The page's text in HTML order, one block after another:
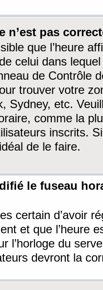
n’est pas
que l’heure
celui dans
de Contrôle
trouver votre
Sydney, etc.
comme la
inscrits.
de le faire.
le fuseau
certain d’avoir
et que l’heure
l’horloge du
devront la